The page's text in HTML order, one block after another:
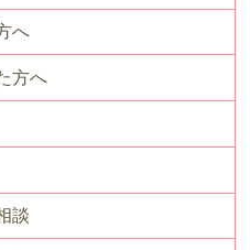
へ
方へ
談